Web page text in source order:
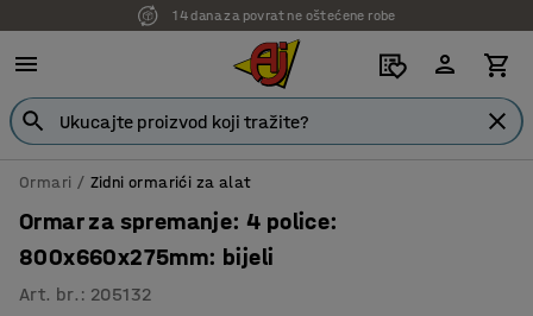
14 dana za povrat ne oštećene robe
Ormari Zidni ormarići za alat
Ormar za spremanje: 4 police:
800x660x275mm: bijeli
Art. br. : 205132